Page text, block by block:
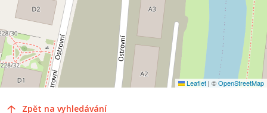
Leaflet | ©OpenStreetMap
Zpět na vyhledávání